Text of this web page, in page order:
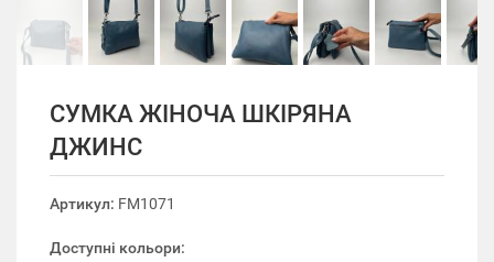
СУМКА ЖІНОЧА ШКІРЯНА
ДЖИНС
Артикул: FM1071
Доступні кольори: